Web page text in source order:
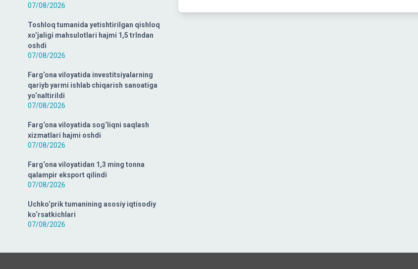
07/08/2026
Toshloq tumanida yetishtirilgan qishloq
xo‘jaligi mahsulotlari hajmi 1,5 trlndan
oshdi
07/08/2026
Farg‘ona viloyatida investitsiyalarning
qariyb yarmi ishlab chiqarish sanoatiga
yo‘naltirildi
07/08/2026
Farg‘ona viloyatida sog‘liqni saqlash
xizmatlari hajmi oshdi
07/08/2026
Farg‘ona viloyatidan 1,3 ming tonna
qalampir eksport qilindi
07/08/2026
Uchko‘prik tumanining asosiy iqtisodiy
ko‘rsatkichlari
07/08/2026